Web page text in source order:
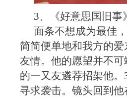
3、《好意思国旧事
面条不想成为最佳
简简便单地和我方的
友情。他的愿望并不
的一又友遴荐招架他
寻求袭击。镜头回到